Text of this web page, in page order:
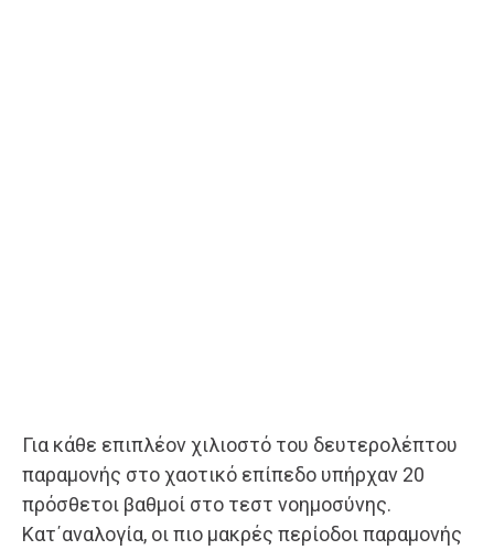
Για κάθε επιπλέον χιλιοστό του δευτερολέπτου
παραμονής στο χαοτικό επίπεδο υπήρχαν 20
πρόσθετοι βαθμοί στο τεστ νοημοσύνης.
Κατ΄αναλογία, οι πιο μακρές περίοδοι παραμονής